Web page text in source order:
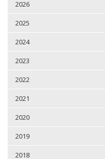
2026
2025
2024
2023
2022
2021
2020
2019
2018